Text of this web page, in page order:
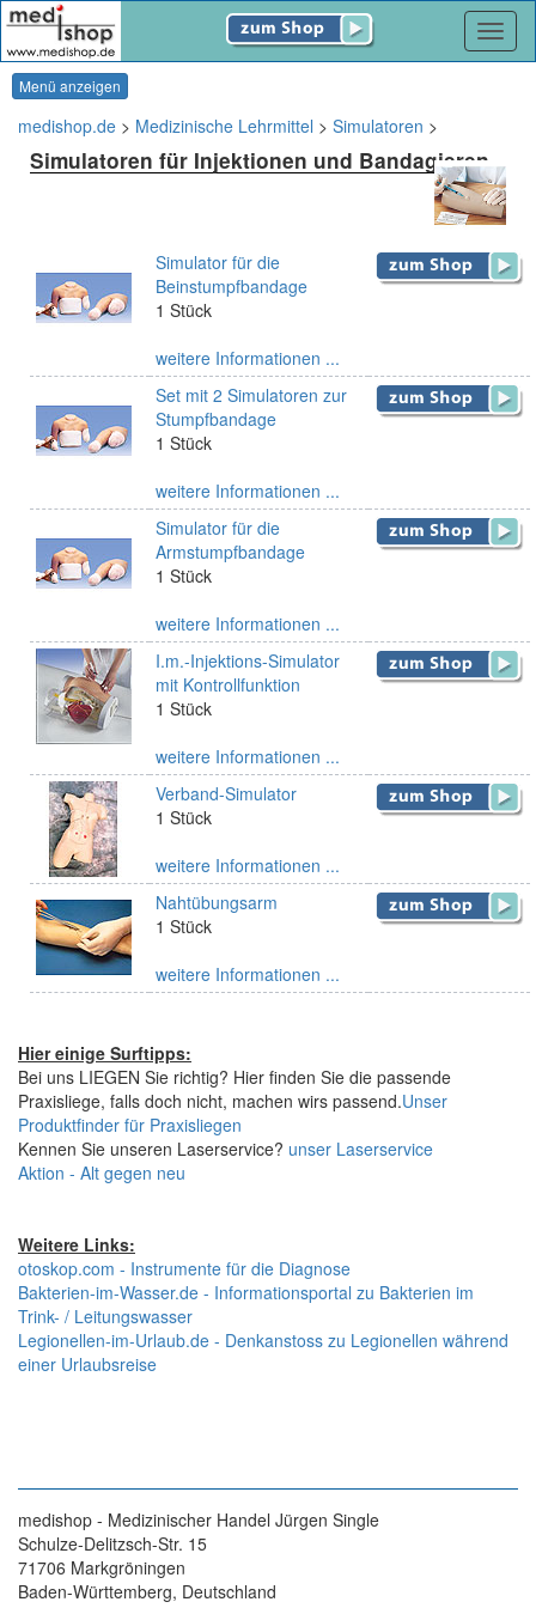
Menü anzeigen
medishop.de > Medizinische Lehrmittel > Simulatoren >
Simulatoren für Injektionen und Bandagieren
Simulator für die
Beinstumpfbandage
1 Stück
weitere Informationen ...
Set mit 2 Simulatoren zur
Stumpfbandage
1 Stück
weitere Informationen ...
Simulator für die
Armstumpfbandage
1 Stück
weitere Informationen ...
I.m.-Injektions-Simulator
mit Kontrollfunktion
1 Stück
weitere Informationen ...
Verband-Simulator
1 Stück
weitere Informationen ...
Nahtübungsarm
1 Stück
weitere Informationen ...
Hier einige Surftipps:
Bei uns LIEGEN Sie richtig? Hier finden Sie die passende
Praxisliege, falls doch nicht, machen wirs passend.Unser
Produktfinder für Praxisliegen
Kennen Sie unseren Laserservice? unser Laserservice
Aktion - Alt gegen neu
Weitere Links:
otoskop.com - Instrumente für die Diagnose
Bakterien-im-Wasser.de - Informationsportal zu Bakterien im
Trink- / Leitungswasser
Legionellen-im-Urlaub.de - Denkanstoss zu Legionellen während
einer Urlaubsreise
medishop - Medizinischer Handel Jürgen Single
Schulze-Delitzsch-Str. 15
71706 Markgröningen
Baden-Württemberg, Deutschland